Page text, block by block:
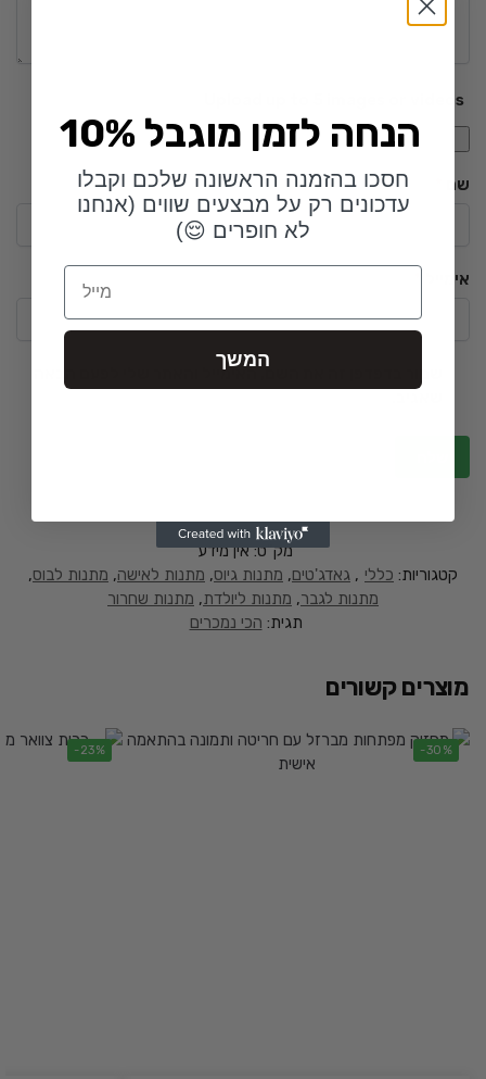
Upload up to 5 images or videos
שם
אימייל
שמור בדפדפן זה את השם, האימייל והאתר שלי לפעם הבאה
מק"ט:אין מידע
קטגוריות: כללי , גאדג'טים, מתנות גיוס, מתנות לאישה, מתנות לבוס,
מתנות לגבר, מתנות ליולדת, מתנות שחרור
תגית: הכי נמכרים
מוצרים קשורים
-30%
-23%
10% הנחה לזמן מוגבל
חסכו בהזמנה הראשונה שלכם וקבלו
עדכונים רק על מבצעים שווים (אנחנו
לא חופרים 😌)
Email
המשך